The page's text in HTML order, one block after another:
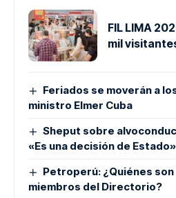
FIL LIMA
mil
Feriados se moverán a
ministro Elmer Cuba
Sheput sobre
«Es una decisión de Estado»
Petroperú: ¿Quiénes son
miembros del Directorio?